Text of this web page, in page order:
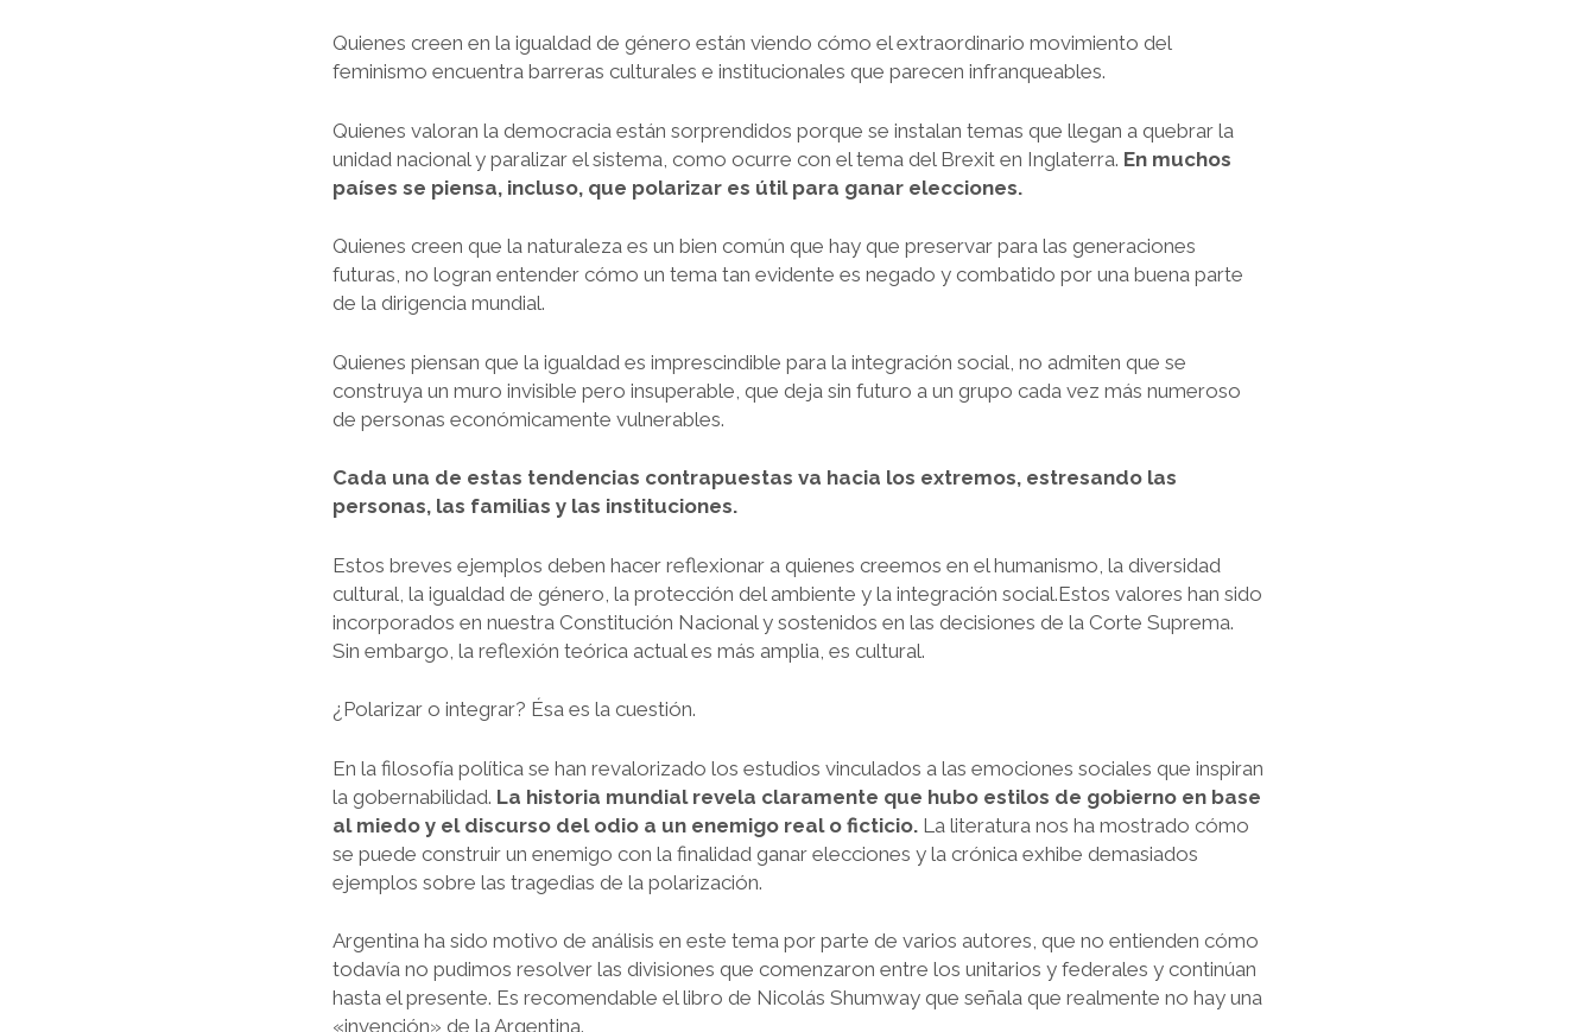
Quienes creen en la igualdad de género están viendo cómo el extraordinario movimiento del
feminismo encuentra barreras culturales e institucionales que parecen infranqueables.
Quienes valoran la democracia están sorprendidos porque se instalan temas que llegan a quebrar la
unidad nacional y paralizar el sistema, como ocurre con el tema del Brexit en Inglaterra. En muchos
países se piensa, incluso, que polarizar es útil para ganar elecciones.
Quienes creen que la naturaleza es un bien común que hay que preservar para las generaciones
futuras, no logran entender cómo un tema tan evidente es negado y combatido por una buena parte
de la dirigencia mundial.
Quienes piensan que la igualdad es imprescindible para la integración social, no admiten que se
construya un muro invisible pero insuperable, que deja sin futuro a un grupo cada vez más numeroso
de personas económicamente vulnerables.
Cada una de estas tendencias contrapuestas va hacia los extremos, estresando las
personas, las familias y las instituciones.
Estos breves ejemplos deben hacer reflexionar a quienes creemos en el humanismo, la diversidad
cultural, la igualdad de género, la protección del ambiente y la integración social.Estos valores han sido
incorporados en nuestra Constitución Nacional y sostenidos en las decisiones de la Corte Suprema.
Sin embargo, la reflexión teórica actual es más amplia, es cultural.
¿Polarizar o integrar? Ésa es la cuestión.
En la filosofía política se han revalorizado los estudios vinculados a las emociones sociales que inspiran
la gobernabilidad. La historia mundial revela claramente que hubo estilos de gobierno en base
al miedo y el discurso del odio a un enemigo real o ficticio.La literatura nos ha mostrado cómo
se puede construir un enemigo con la finalidad ganar elecciones y la crónica exhibe demasiados
ejemplos sobre las tragedias de la polarización.
Argentina ha sido motivo de análisis en este tema por parte de varios autores, que no entienden cómo
todavía no pudimos resolver las divisiones que comenzaron entre los unitarios y federales y continúan
hasta el presente. Es recomendable el libro de Nicolás Shumway que señala que realmente no hay una
«invención» de la Argentina.